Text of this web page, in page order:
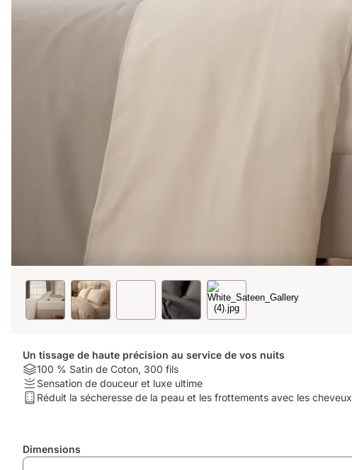
Un tissage de haute précision au service de vos nuits
Material:
100
%
300
100 % Satin de Coton, 300 fils
Firmness:
Sensation
luxe
Sensation de douceur et luxe ultime
Type
la
Réduit la sécheresse de la peau et les frottements avec les cheveux
Produits
supplémentaires
Dimensions